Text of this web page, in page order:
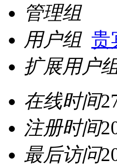
管理组
用户组 贵
扩展用户
在线时间
注册时间
最后访问